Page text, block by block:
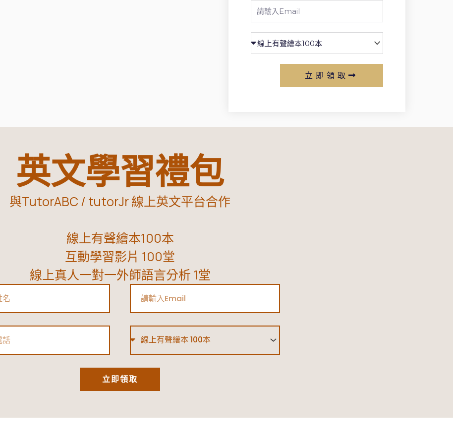
Email
立即領取
英文學習禮包
與TutorABC / tutorJr 線上英文平台合作
線上有聲繪本100本
互動學習影片 100堂
線上真人一對一外師語言分析 1堂
立即領取